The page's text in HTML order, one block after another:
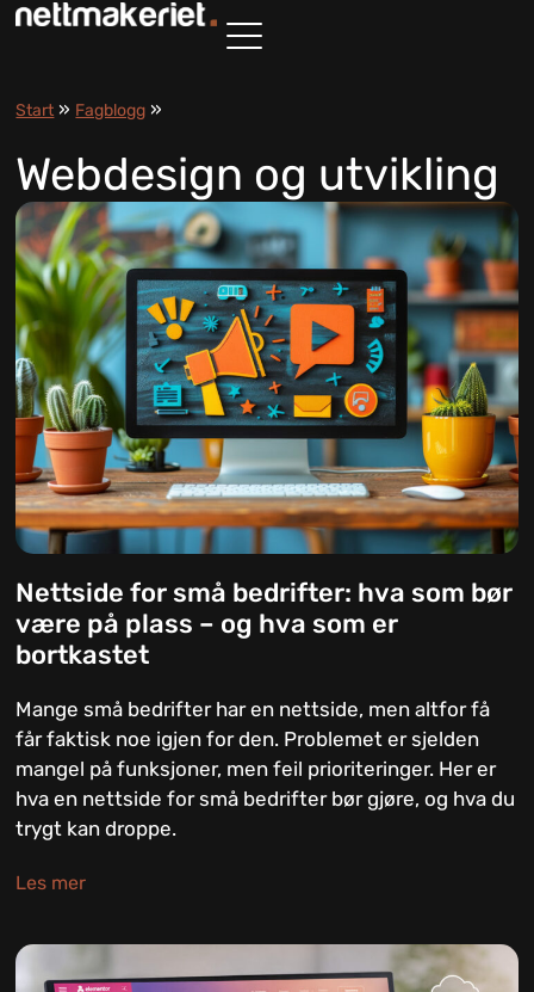
Start » Fagblogg »
Webdesign og utvikling
Nettside for små bedrifter: hva som bør
være på plass – og hva som er
bortkastet
Mange små bedrifter har en nettside, men altfor få
får faktisk noe igjen for den. Problemet er sjelden
mangel på funksjoner, men feil prioriteringer. Her er
hva en nettside for små bedrifter bør gjøre, og hva du
trygt kan droppe.
Les mer